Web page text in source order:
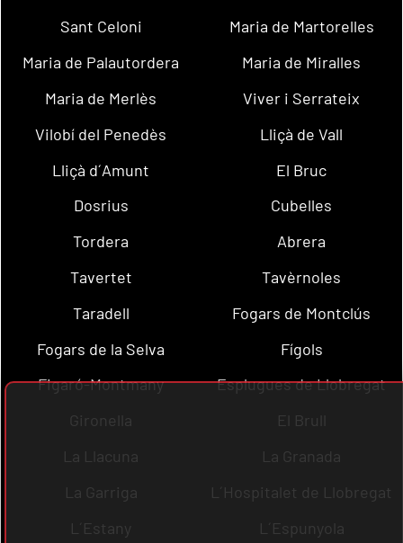
Sant Celoni
Maria de Martorelles
Maria de Palautordera
Maria de Miralles
Maria de Merlès
Viver i Serrateix
Vilobí del Penedès
Lliçà de Vall
Lliçà d´Amunt
El Bruc
Dosrius
Cubelles
Tordera
Abrera
Tavertet
Tavèrnoles
Taradell
Fogars de Montclús
Fogars de la Selva
Fígols
Figaró-Montmany
Esplugues de Llobregat
Gironella
El Brull
La Llacuna
La Granada
La Garriga
L´Hospitalet de Llobregat
L´Estany
L´Espunyola